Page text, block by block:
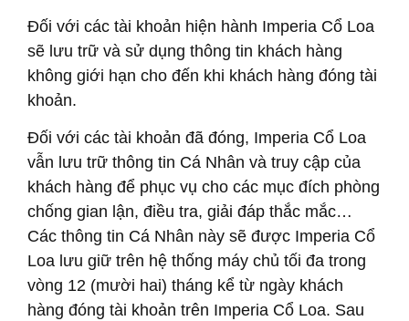
Đối với các tài khoản hiện hành Imperia Cổ Loa
sẽ lưu trữ và sử dụng thông tin khách hàng
không giới hạn cho đến khi khách hàng đóng tài
khoản.
Đối với các tài khoản đã đóng, Imperia Cổ Loa
vẫn lưu trữ thông tin Cá Nhân và truy cập của
khách hàng để phục vụ cho các mục đích phòng
chống gian lận, điều tra, giải đáp thắc mắc…
Các thông tin Cá Nhân này sẽ được Imperia Cổ
Loa lưu giữ trên hệ thống máy chủ tối đa trong
vòng 12 (mười hai) tháng kể từ ngày khách
hàng đóng tài khoản trên Imperia Cổ Loa. Sau